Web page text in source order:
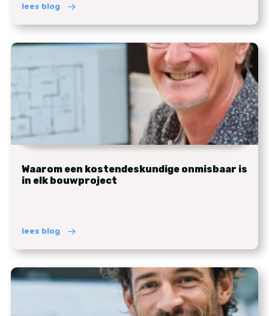
lees blog
Waarom een kostendeskundige onmisbaar is
in elk bouwproject
lees blog